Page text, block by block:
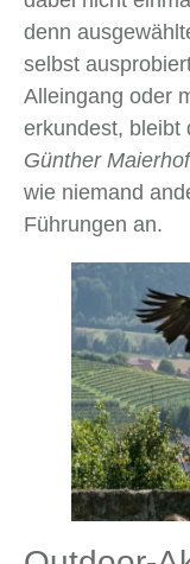
denn
selbst
Alleingang oder
erkundest, bleibt
Günther
wie niemand
Führungen an.